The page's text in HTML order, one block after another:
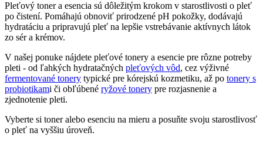
Pleťový toner a esencia sú dôležitým krokom v starostlivosti o pleť
po čistení. Pomáhajú obnoviť prirodzené pH pokožky, dodávajú
hydratáciu a pripravujú pleť na lepšie vstrebávanie aktívnych látok
zo sér a krémov.
V našej ponuke nájdete pleťové tonery a esencie pre rôzne potreby
pleti - od ľahkých hydratačných pleťových vôd, cez výživné
fermentované tonery typické pre kórejskú kozmetiku, až po tonery s
probiotikami či obľúbené ryžové tonery pre rozjasnenie a
zjednotenie pleti.
Vyberte si toner alebo esenciu na mieru a posuňte svoju starostlivosť
o pleť na vyššiu úroveň.